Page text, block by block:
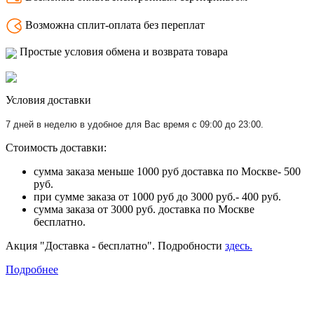
Возможна сплит-оплата без переплат
Простые условия обмена и возврата товара
Условия доставки
7 дней в неделю в удобное для Вас время с 09:00 до 23:00.
Стоимость доставки:
сумма заказа меньше 1000 руб доставка по Москве- 500
руб.
при сумме заказа от 1000 руб до 3000 руб.- 400 руб.
сумма заказа от 3000 руб. доставка по Москве
бесплатно.
Акция "Доставка - бесплатно". Подробности здесь.
Подробнее